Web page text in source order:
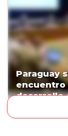
Paraguay
encuentro
desarrollo